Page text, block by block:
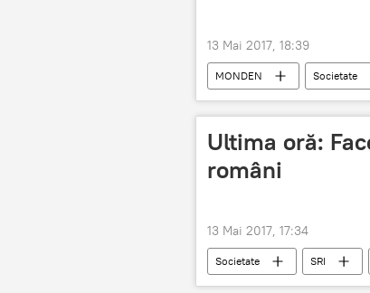
13 Mai 2017, 18:39
MONDEN Societate
Ultima oră:
români
13 Mai 2017, 17:34
Societate SRI